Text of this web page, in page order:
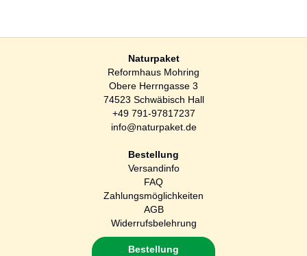
Naturpaket
Reformhaus Mohring
Obere Herrngasse 3
74523 Schwäbisch Hall
+49 791-97817237
info@naturpaket.de
Bestellung
Versandinfo
FAQ
Zahlungsmöglichkeiten
AGB
Widerrufsbelehrung
Bestellung